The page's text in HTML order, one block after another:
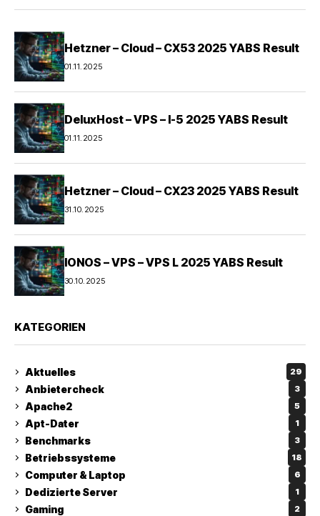
Hetzner – Cloud – CX53 2025 YABS Result
01.11.2025
DeluxHost – VPS – I-5 2025 YABS Result
01.11.2025
Hetzner – Cloud – CX23 2025 YABS Result
31.10.2025
IONOS – VPS – VPS L 2025 YABS Result
30.10.2025
KATEGORIEN
Aktuelles 29
Anbietercheck 3
Apache2 5
Apt-Dater 1
Benchmarks 3
Betriebssysteme 18
Computer & Laptop 6
Dedizierte Server 1
Gaming 2